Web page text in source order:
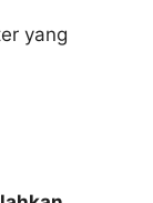
yang